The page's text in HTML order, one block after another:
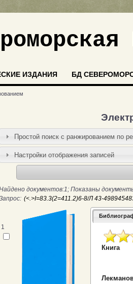
ИЗДАНИЯ БД
Простой поиск c ранжированием по
Настройки отображения записей
документов:1; Показаны
1
Книга